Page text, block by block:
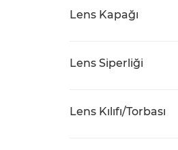
Lens Kapağı
Lens Siperliği
Lens Kılıfı/Torbası